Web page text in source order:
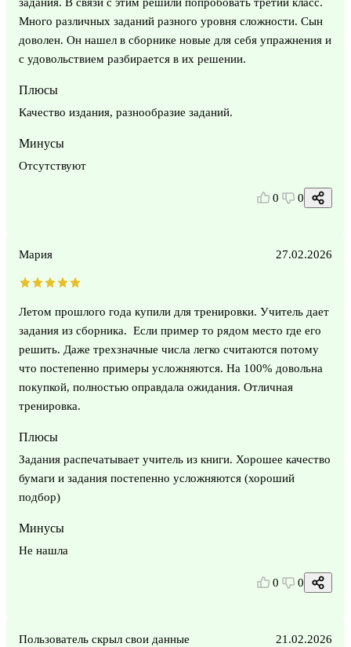
Много различных заданий разного уровня сложности. Сын
доволен. Он нашел в сборнике новые для себя упражнения и
с удовольствием разбирается в их решении.
Плюсы
Качество издания, разнообразие заданий.
Минусы
Отсутствуют
0 0
Мария 27.02.2026
Летом прошлого года купили для тренировки. Учитель дает
задания из сборника. Если пример то рядом место где его
решить. Даже трехзначные числа легко считаются потому
что постепенно примеры усложняются. На 100% довольна
покупкой, полностью оправдала ожидания. Отличная
тренировка.
Плюсы
Задания распечатывает учитель из книги. Хорошее качество
бумаги и задания постепенно усложняются (хороший
подбор)
Минусы
Не нашла
0 0
Пользователь скрыл свои данные 21.02.2026